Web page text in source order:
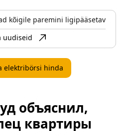
kõigile paremini ligipääsetavaks
uudiseid
elektribörsi hinda
объяснил,
квартиры